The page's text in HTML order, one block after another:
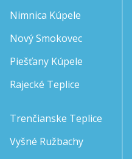
Nimnica Kúpele
Nový Smokovec
Piešťany Kúpele
Rajecké Teplice
Trenčianske Teplice
Vyšné Ružbachy